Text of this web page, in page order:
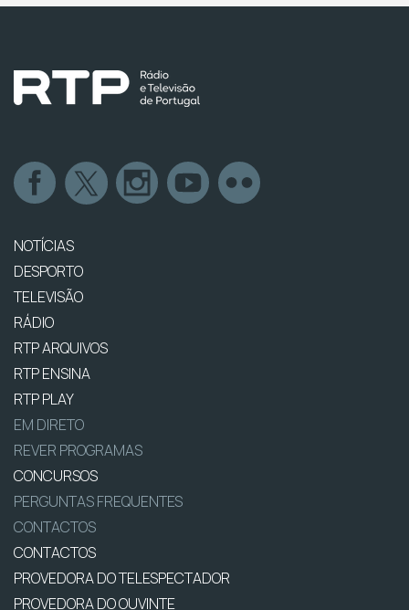
NOTÍCIAS
DESPORTO
TELEVISÃO
RÁDIO
RTP ARQUIVOS
RTP ENSINA
RTP PLAY
EM DIRETO
REVER PROGRAMAS
CONCURSOS
PERGUNTAS FREQUENTES
CONTACTOS
CONTACTOS
PROVEDORA DO TELESPECTADOR
PROVEDORA DO OUVINTE